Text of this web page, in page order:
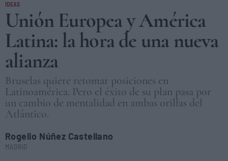
IDEAS
Unión Europea y América
Latina: la hora de una nueva
alianza
Bruselas quiere retomar posiciones en
Latinoamérica. Pero el éxito de su plan pasa por
un cambio de mentalidad en ambas orillas del
Atlántico.
Rogelio Núñez Castellano
MADRID